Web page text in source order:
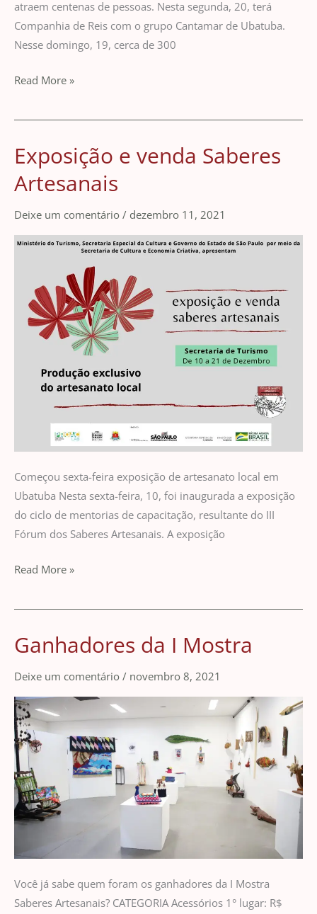
atraem centenas de pessoas. Nesta segunda, 20, terá
Companhia de Reis com o grupo Cantamar de Ubatuba.
Nesse domingo, 19, cerca de 300
Read More »
Exposição e venda Saberes
Artesanais
Deixe um comentário / dezembro 11, 2021
Começou sexta-feira exposição de artesanato local em
Ubatuba Nesta sexta-feira, 10, foi inaugurada a exposição
do ciclo de mentorias de capacitação, resultante do III
Fórum dos Saberes Artesanais. A exposição
Exposição
venda
Read More »
Ganhadores da I Mostra
Deixe um comentário / novembro 8, 2021
Você já sabe quem foram os ganhadores da I Mostra
Saberes Artesanais? CATEGORIA Acessórios 1° lugar: R$
Ganhadores
I
Mostra